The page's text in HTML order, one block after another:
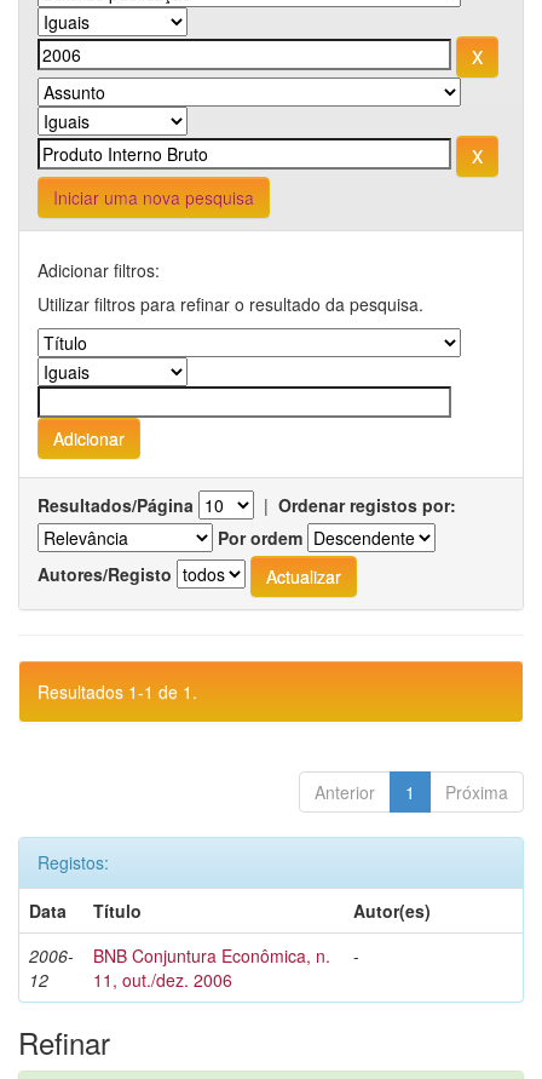
Iniciar uma nova pesquisa
Adicionar filtros:
Utilizar filtros para refinar o resultado da pesquisa.
Resultados/Página | Ordenar registos por:
Por ordem
Autores/Registo
Resultados 1-1 de 1.
Anterior 1 Próxima
Registos:
Data
Título
Autor(es)
2006-
12
BNB Conjuntura Econômica, n.
11, out./dez. 2006
-
Refinar